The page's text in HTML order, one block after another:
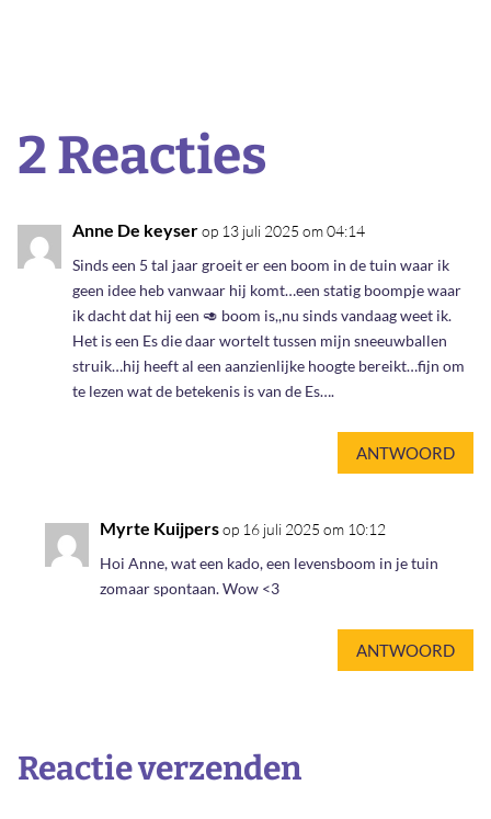
2 Reacties
Anne De keyserop 13 juli 2025 om 04:14
Sinds een 5 tal jaar groeit er een boom in de tuin waar ik
geen idee heb vanwaar hij komt…een statig boompje waar
ik dacht dat hij een 🥑 boom is,,nu sinds vandaag weet ik.
Het is een Es die daar wortelt tussen mijn sneeuwballen
struik…hij heeft al een aanzienlijke hoogte bereikt…fijn om
te lezen wat de betekenis is van de Es….
ANTWOORD
Myrte Kuijpersop 16 juli 2025 om 10:12
Hoi Anne, wat een kado, een levensboom in je tuin
zomaar spontaan. Wow <3
ANTWOORD
Reactie verzenden